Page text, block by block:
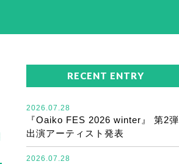
RECENT ENTRY
2026.07.28
『Oaiko FES 2026 winter』 第2弾
出演アーティスト発表
2026.07.28